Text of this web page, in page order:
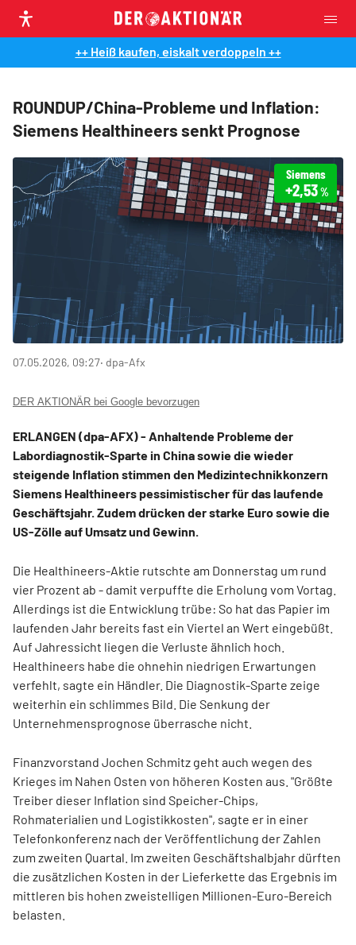
++ Heiß kaufen, eiskalt verdoppeln ++
ROUNDUP/China-Probleme und Inflation:
Siemens Healthineers senkt Prognose
Siemens
+2,53%
07.05.2026, 09:27‧ dpa-Afx
DER AKTIONÄR bei Google bevorzugen
ERLANGEN (dpa-AFX) - Anhaltende Probleme der
Labordiagnostik-Sparte in China sowie die wieder
steigende Inflation stimmen den Medizintechnikkonzern
Siemens Healthineerspessimistischer für das laufende
Geschäftsjahr. Zudem drücken der starke Euro sowie die
US-Zölle auf Umsatz und Gewinn.
Die Healthineers-Aktie rutschte am Donnerstag um rund
vier Prozent ab - damit verpuffte die Erholung vom Vortag.
Allerdings ist die Entwicklung trübe: So hat das Papier im
laufenden Jahr bereits fast ein Viertel an Wert eingebüßt.
Auf Jahressicht liegen die Verluste ähnlich hoch.
Healthineers habe die ohnehin niedrigen Erwartungen
verfehlt, sagte ein Händler. Die Diagnostik-Sparte zeige
weiterhin ein schlimmes Bild. Die Senkung der
Unternehmensprognose überrasche nicht.
Finanzvorstand Jochen Schmitz geht auch wegen des
Krieges im Nahen Osten von höheren Kosten aus. "Größte
Treiber dieser Inflation sind Speicher-Chips,
Rohmaterialien und Logistikkosten", sagte er in einer
Telefonkonferenz nach der Veröffentlichung der Zahlen
zum zweiten Quartal. Im zweiten Geschäftshalbjahr dürften
die zusätzlichen Kosten in der Lieferkette das Ergebnis im
mittleren bis hohen zweistelligen Millionen-Euro-Bereich
belasten.